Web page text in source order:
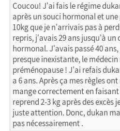
Coucou! J'ai fais le régime
après un souci hormonal et
10kg que je n'arrivais pas à
repris, j'avais 29 ans jusqu'à un
hormonal. J'avais passé 40
presque inexistante, le
préménopause ! J'ai refais
a 6 ans. Après ça mes règles
mange correctement en
reprend 2-3 kg après des excès
juste attention. Donc, dukan
pas nécessairement .